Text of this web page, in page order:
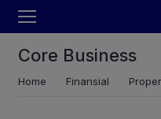
Core Business
Home Finansial